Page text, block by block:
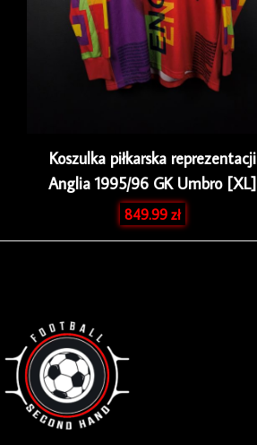
Koszulka piłkarska reprezentacji
Anglia 1995/96 GK Umbro [XL]
849.99zł